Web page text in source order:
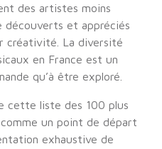
des artistes moins
découverts et appréciés
créativité. La diversité
en France est un
qu’à être exploré.
cette liste des 100 plus
un point de départ
exhaustive de